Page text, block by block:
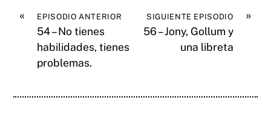
« EPISODIO ANTERIOR
54 – No tienes
habilidades, tienes
problemas.
»
SIGUIENTE EPISODIO
56 – Jony, Gollum y
una libreta